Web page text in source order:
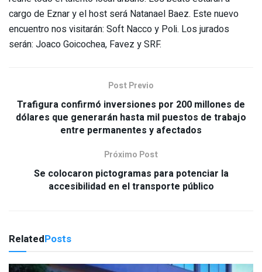
cargo de Eznar y el host será Natanael Baez. Este nuevo
encuentro nos visitarán: Soft Nacco y Poli. Los jurados
serán: Joaco Goicochea, Favez y SRF.
Post Previo
Trafigura confirmó inversiones por 200 millones de
dólares que generarán hasta mil puestos de trabajo
entre permanentes y afectados
Próximo Post
Se colocaron pictogramas para potenciar la
accesibilidad en el transporte público
RelatedPosts